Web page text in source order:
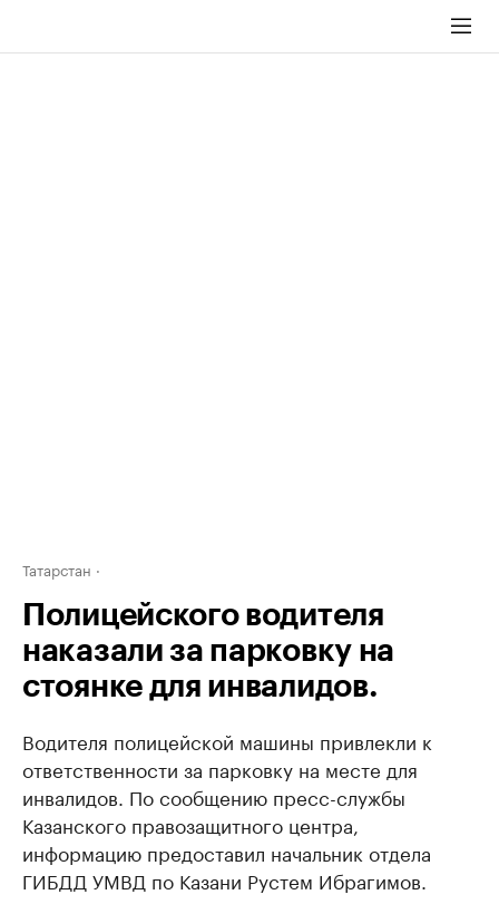
Татарстан
Полицейского водителя
наказали за парковку на
стоянке для инвалидов.
Водителя полицейской машины привлекли к
ответственности за парковку на месте для
инвалидов. По сообщению пресс-службы
Казанского правозащитного центра,
информацию предоставил начальник отдела
ГИБДД УМВД по Казани Рустем Ибрагимов.